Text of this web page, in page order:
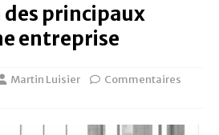
principaux
entreprise
Martin Luisier
Commentaires